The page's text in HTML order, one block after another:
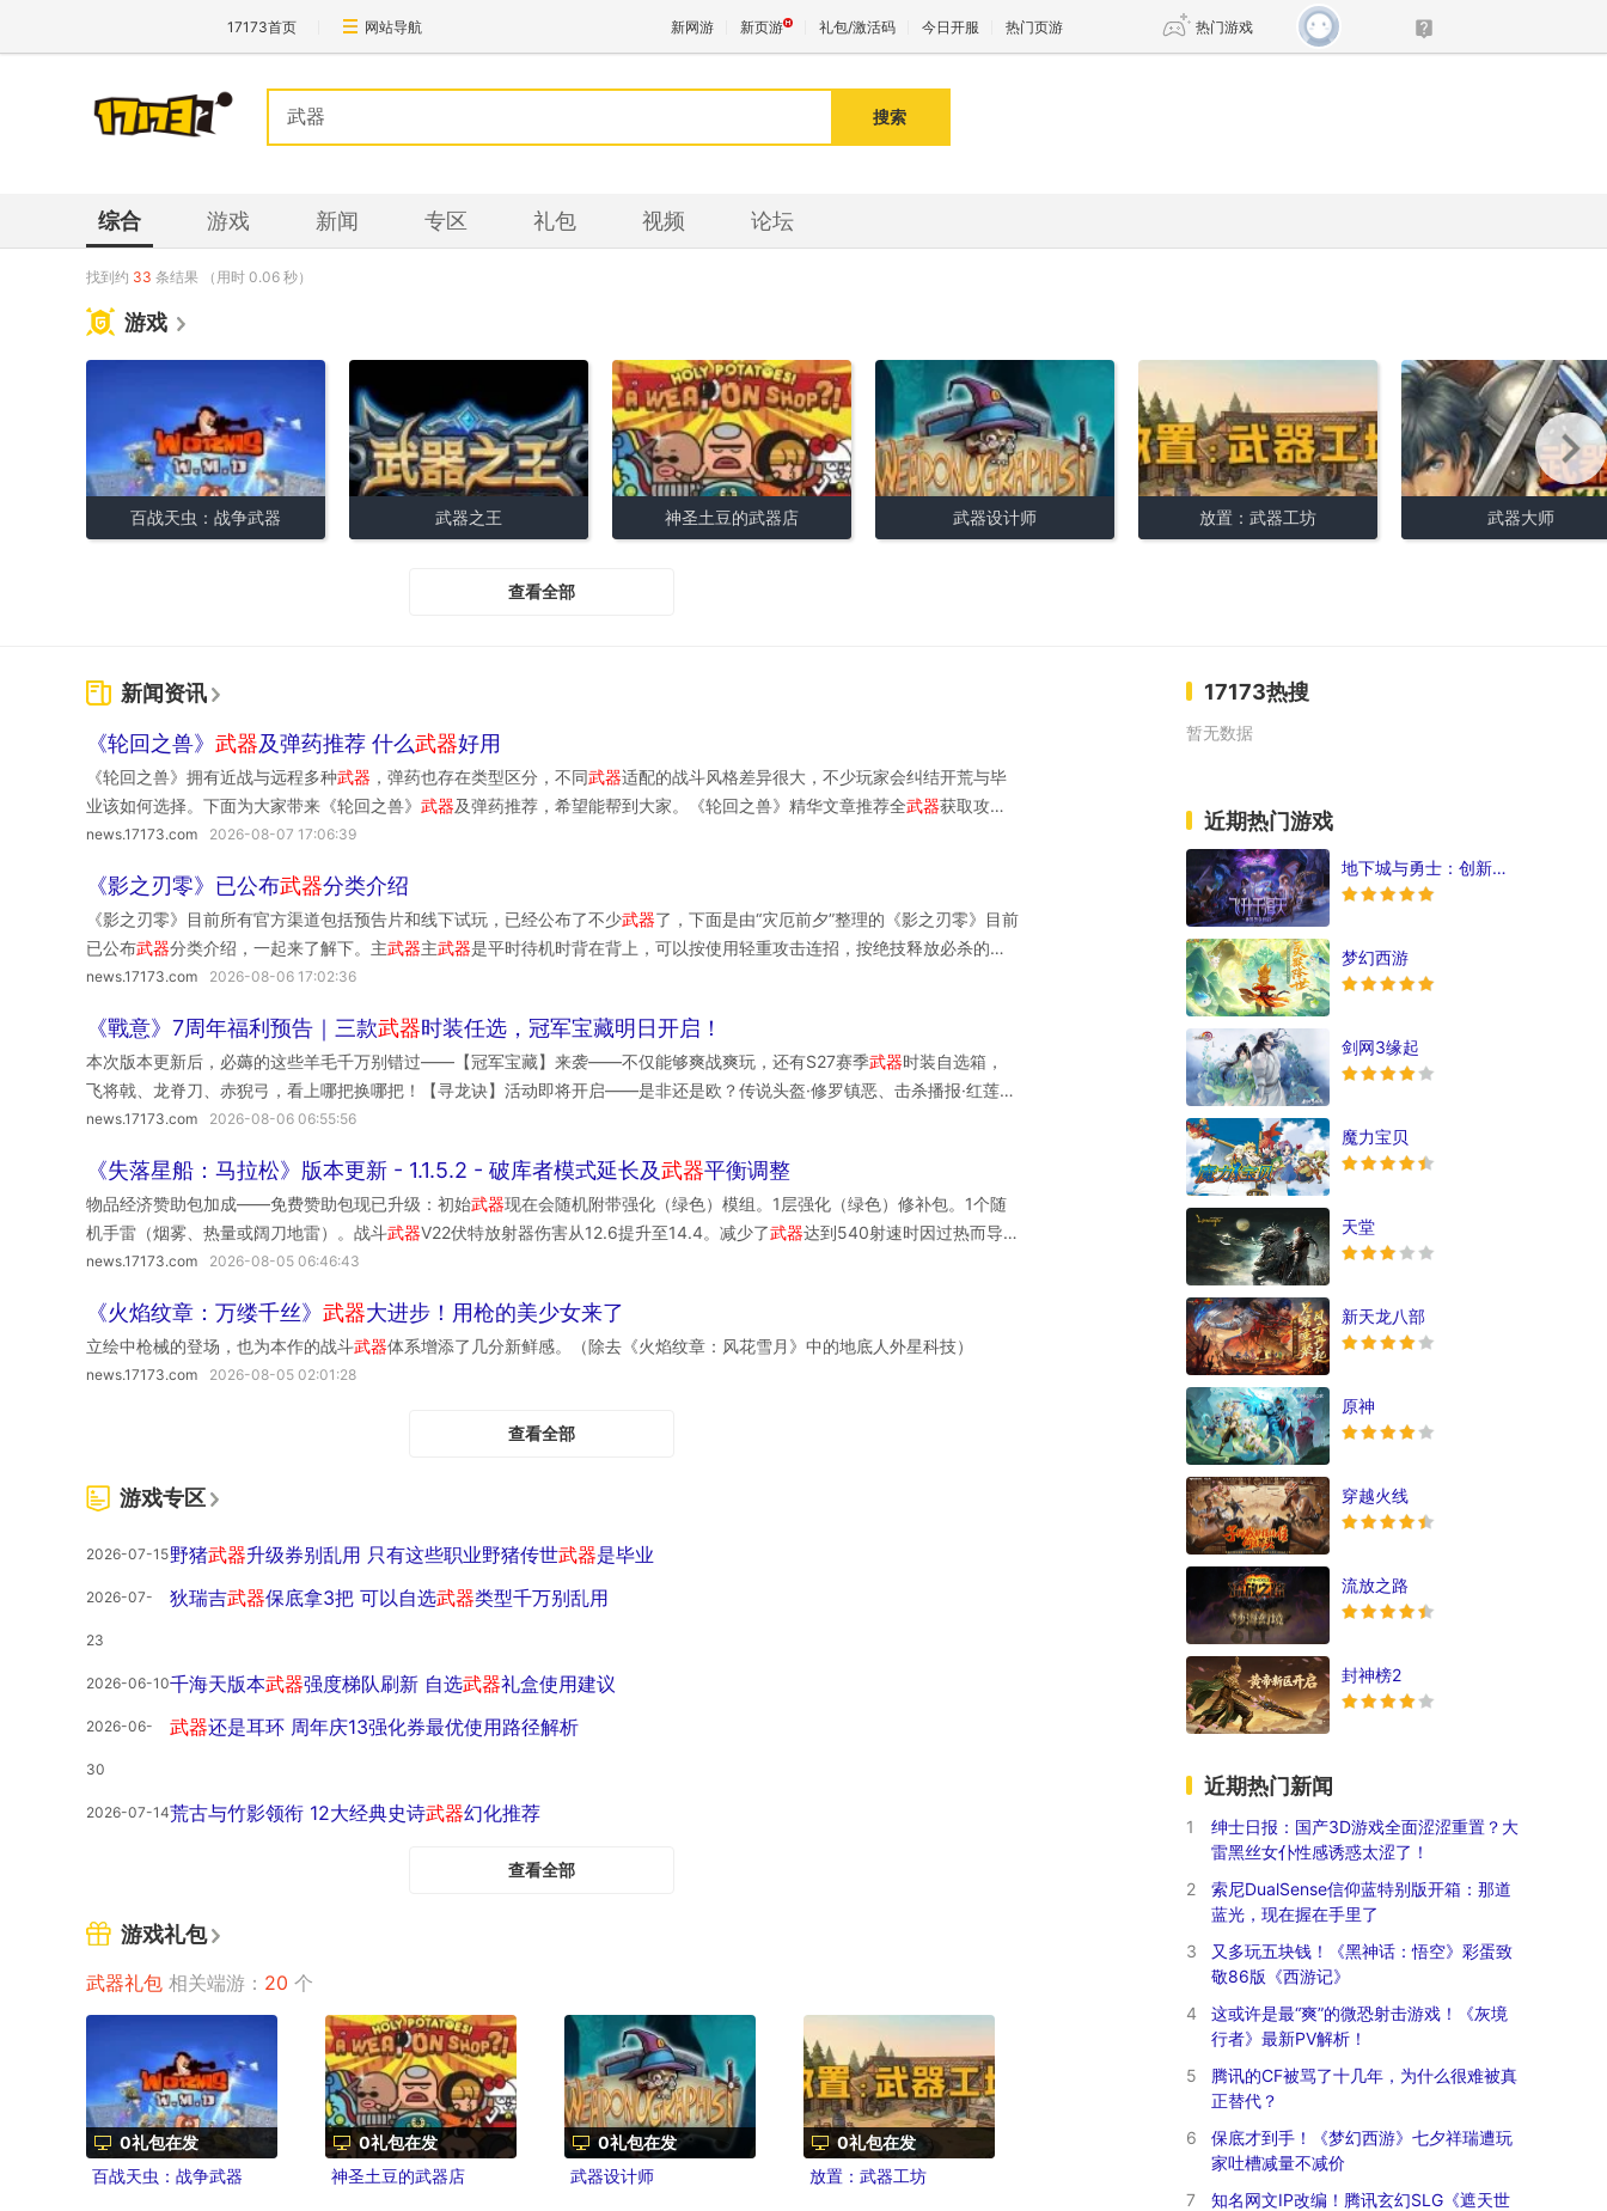
17173首页 网站导航 新网游 新页游 礼包/激活码 今日开服 热门页游 热门游戏
搜索
综合 游戏 新闻 专区 礼包 视频 论坛
找到约 33 条结果 （用时 0.06 秒）
游戏
百战天虫：战争武器 武器之王 神圣土豆的武器店 武器设计师 放置：武器工坊 武器大师
查看全部
新闻资讯
《轮回之兽》 武器及弹药推荐 什么武器好用
《轮回之兽》拥有近战与远程多种武器 ，弹药也存在类型区分，不同武器适配的战斗风格差异很大，不少玩家会纠结开荒与毕
业该如何选择。下面为大家带来《轮回之兽》 武器及弹药推荐，希望能帮到大家。《轮回之兽》精华文章推荐全武器获取攻略
全盔甲获取攻略龙脉祭坛全收集攻略全探索图文流程攻略传承魔像全收集攻略技能琥珀全收集攻略全Boss打法攻略全精英敌人
可靠泛用武器卷须剑攻击力27，自带冲击属性和晴朗天空效果，可在5秒内使艾玛和库的攻击力各提升1.02倍。由于对火焰有抗
性的敌人较少，晓之直剑是游戏大部分流程中可靠的火焰 武器。玩家可在第四章开头，激活焦灼草原营地后，向前走到地上的
破损魔像处拾取。弹药推荐远程武器可用于在接战前削弱敌人，箭矢和弩箭在营地会自动补充，玩家可自由使用。元素弹药在
Boss战中效果显著，可配合库的绽放技艺施加状态异常。
news.17173.com 2026-08-07 17:06:39
《影之刃零》已公布武器分类介绍
《影之刃零》目前所有官方渠道包括预告片和线下试玩，已经公布了不少武器了，下面是由“灾厄前夕”整理的《影之刃零》目前
已公布武器分类介绍，一起来了解下。主武器主武器是平时待机时背在背上，可以按使用轻重攻击连招，按绝技释放必杀的主
要武器。主武器
分类有3个大类：单手握持的单剑单刀一类、俩手各持一把的一对或者长短不同兵刃一类、然后是双手握持长剑
尾破盾的大刀可能和石蒜大刀不一样，感觉差不多。副武器 副武器全名“影之武装”，直接简称副
用类似技能的武器 ，平时都是隐藏状态，只有按副 武器键使用时才会显现的武器。（所以孩子们记住咯，当实机里主角使用副
武器的时候背上背着其他 武器，那背上的就是主武器。手里的就是副武器）。副武器共有4个大类：力量、远程、武学、奇术。
图标分别是大斧，弓箭，双镰刀，铃铛。力量顾名思义是近战长柄大
news.17173.com 2026-08-06 17:02:36
《戰意》7周年福利预告｜三款武器时装任选，冠军宝藏明日开启！
本次版本更新后，必薅的这些羊毛千万别错过——【冠军宝藏】来袭——不仅能够爽战爽玩，还有S27赛季武器时装自选箱，
飞将戟、龙脊刀、赤猊弓，看上哪把换哪把！【寻龙诀】活动即将开启——是非还是欧？传说头盔·修罗镇恶、击杀播报·红莲怒
等更多奖励等你拿～想换新外观、补点养成资源，或者顺手给自己的
首次开启【金质宝箱】，必得赛季武器时装自选箱！本次的赛季武器时装自选箱也有更新，将军们可在以下时装中任选其一：
【飞将戟】·战斧戟身由并州荒原的天陨玄铁锻造，重若千钧，错金兽首如龙鳞加身。除了以上武器时装，完成每日任务，还能
前往兑换商店兑换：专属称号、头像框（90天）、史诗锻造图纸自选箱、特级武器、防具图纸等超多奖励~二、寻龙诀活动开
启，一发入魂的机会来了！
news.17173.com 2026-08-06 06:55:56
《失落星船：马拉松》版本更新 - 1.1.5.2 - 破库者模式延长及武器平衡调整
物品经济赞助包加成——免费赞助包现已升级：初始武器现在会随机附带强化（绿色）模组。1层强化（绿色）修补包。1个随
机手雷（烟雾、热量或阔刀地雷）。战斗武器V22伏特放射器伤害从12.6提升至14.4。减少了武器达到540射速时因过热而导
致转速下降的时间约20%。KKV-9SD基础弹匣容量从23增加到28。重新调整了所有属性值的弹匣容量以进行补偿。尊享飞镖鼓
news.17173.com 2026-08-05 06:46:43
《火焰纹章：万缕千丝》 武器大进步！用枪的美少女来了
立绘中枪械的登场，也为本作的战斗武器体系增添了几分新鲜感。（除去《火焰纹章：风花雪月》中的地底人外星科技）
news.17173.com 2026-08-05 02:01:28
查看全部
游戏专区
2026-07-15野猪武器升级券别乱用 只有这些职业野猪传世武器是毕业
2026-07-
23
狄瑞吉武器保底拿3把 可以自选武器类型千万别乱用
2026-06-10千海天版本武器强度梯队刷新 自选武器礼盒使用建议
2026-06-
30
武器还是耳环 周年庆13强化券最优使用路径解析
2026-07-14荒古与竹影领衔 12大经典史诗武器幻化推荐
查看全部
游戏礼包
武器礼包 相关端游： 20 个
0礼包在发
百战天虫：战争武器
0礼包在发
神圣土豆的武器店
0礼包在发
武器设计师
0礼包在发
放置：武器工坊
17173热搜
暂无数据
近期热门游戏
地下城与勇士：创新世纪
梦幻西游
剑网3缘起
魔力宝贝
天堂
新天龙八部
原神
穿越火线
流放之路
封神榜2
近期热门新闻
1
绅士日报：国产3D游戏全面涩涩重置？大
雷黑丝女仆性感诱惑太涩了！
2
索尼DualSense信仰蓝特别版开箱：那道
蓝光，现在握在手里了
3
又多玩五块钱！《黑神话：悟空》彩蛋致
敬86版《西游记》
4
这或许是最“爽”的微恐射击游戏！《灰境
行者》最新PV解析！
5
腾讯的CF被骂了十几年，为什么很难被真
正替代？
6
保底才到手！《梦幻西游》七夕祥瑞遭玩
家吐槽减量不减价
7
知名网文IP改编！腾讯玄幻SLG《遮天世